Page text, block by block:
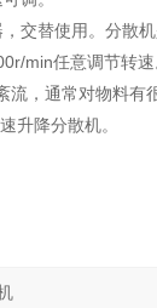
交替使用。分散
min任意调节转
，通常对物料有
升降分散机。